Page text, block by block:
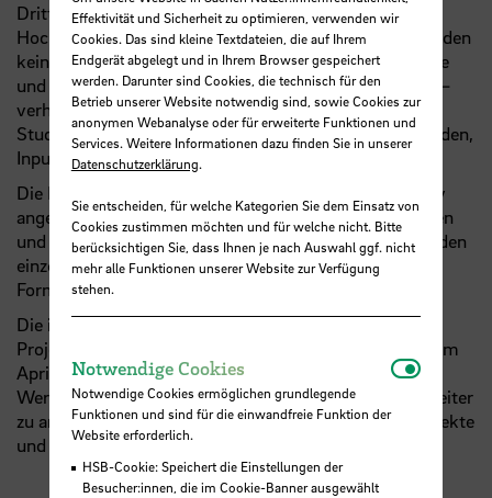
Drittmittelprojekte, die die Weiterentwicklung der
Hochschule Bremen in den Blick nehmen. Gezeigt werden
keine fertigen Lösungen, sondern Positionen, Entwürfe
und Fragestellungen. Der Campus als offener Prozess –
verhandelbar, formbar und gemeinsam gestaltbar. Alle
Studierenden und Mitarbeitenden sind herzlich eingeladen,
Input zu geben.
Die Posterbeiträge sind zu einem großen Teil interaktiv
angelegt: Vertiefende Informationen können eingesehen
und Inhalte ergänzt werden. Im Begleitprogramm werden
einzelne Projekte genauer betrachtet. Unterschiedliche
Formate laden zum Mitmachen ein.
Die interaktive Ideensammlung, die im Rahmen des
Projekts Campus2031@
entstanden ist, startete im
April am Campus Neustadt und ist nun an die
Werderstraße gezogen. Im Wintersemester geht es weiter
zu anderen HSB-Standorten, die eingesammelten Projekte
und Ideen mit im Gepäck.
Effektivität und Sicherheit zu optimieren, verwenden wir
Cookies. Das sind kleine Textdateien, die auf Ihrem
Endgerät abgelegt und in Ihrem Browser gespeichert
werden. Darunter sind Cookies, die technisch für den
Betrieb unserer Website notwendig sind, sowie Cookies zur
anonymen Webanalyse oder für erweiterte Funktionen und
Services. Weitere Informationen dazu finden Sie in unserer
Datenschutzerklärung.
Sie entscheiden, für welche Kategorien Sie dem Einsatz von
Cookies zustimmen möchten und für welche nicht. Bitte
berücksichtigen Sie, dass Ihnen je nach Auswahl ggf. nicht
mehr alle Funktionen unserer Website zur Verfügung
stehen.
Notwendige Cookies
Notwendige Cookies ermöglichen grundlegende
Funktionen und sind für die einwandfreie Funktion der
Website erforderlich.
HSB-Cookie: Speichert die Einstellungen der
Besucher:innen, die im Cookie-Banner ausgewählt